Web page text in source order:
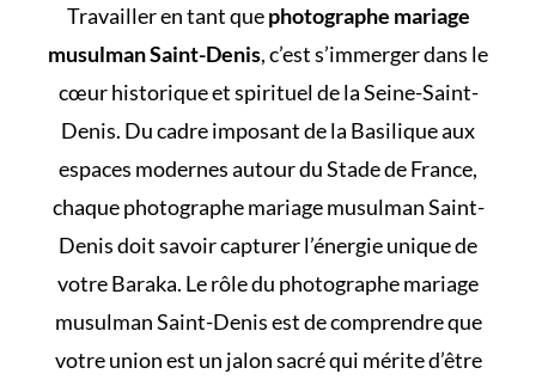
Travailler en tant quephotographe mariage
musulman Saint-Denis, c’est s’immerger dans le
cœur historique et spirituel de la Seine-Saint-
Denis. Du cadre imposant de la Basilique aux
espaces modernes autour du Stade de France,
chaque photographe mariage musulman Saint-
Denis doit savoir capturer l’énergie unique de
votre Baraka. Le rôle du photographe mariage
musulman Saint-Denis est de comprendre que
votre union est un jalon sacré qui mérite d’être